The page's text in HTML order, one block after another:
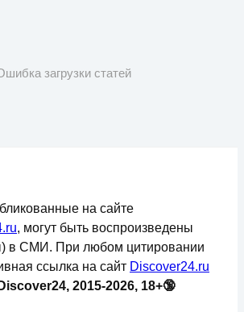
загрузки статей
на сайте
, могут быть воспроизведены
в СМИ. При любом цитировании
ссылка на сайт Discover24.ru
2015-2026, 18+🔞